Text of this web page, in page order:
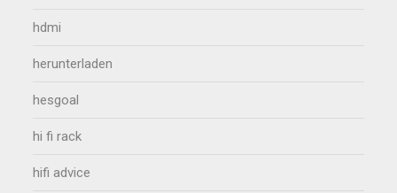
hdmi
herunterladen
hesgoal
hi fi rack
hifi advice